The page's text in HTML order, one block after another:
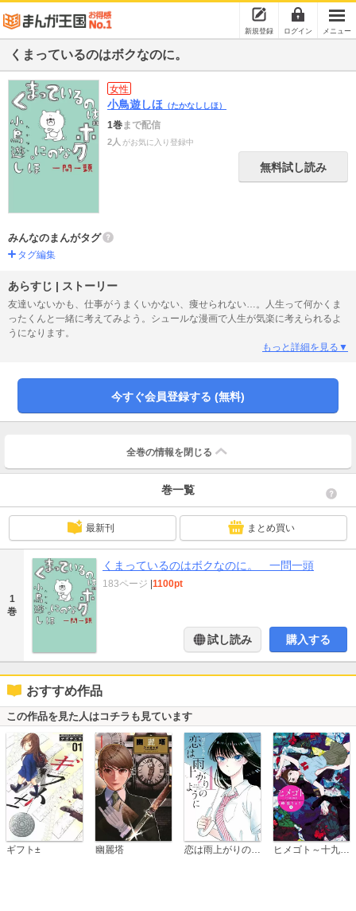
新規登録 ログイン メニュー
くまっているのはボクなのに。
女性
小鳥遊しほ （たかなししほ）
1巻まで配信
2人 がお気に入り登録中
無料試し読み
みんなのまんがタグ
タグ編集
あらすじ | ストーリー
友達いないかも、仕事がうまくいかない、痩せられない…。人生って何かくま
ったくんと一緒に考えてみよう。シュールな漫画で人生が気楽に考えられるよ
うになります。
もっと詳細を見る▼
今すぐ会員登録する (無料)
全巻の情報を 閉じる
巻一覧
最新刊 まとめ買い
1
巻
くまっているのはボクなのに。 一問一頭
183ページ 1100pt
試し読み 購入する
おすすめ作品
この作品を見た人はコチラも見ています
ギフト± 幽麗塔 恋は雨上がりのように ヒメゴト～十九歳の制服～